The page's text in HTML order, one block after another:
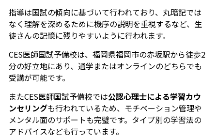
指導は国試の傾向に基づいて行われており、丸暗記では
なく理解を深めるために機序の説明を重視するなど、生
徒さんの記憶に残りやすいように行われます。
CES医師国試予備校は、福岡県福岡市の赤坂駅から徒歩2
分の好立地にあり、通学またはオンラインのどちらでも
受講が可能です。
またCES医師国試予備校では公認心理士による学習カウ
ンセリングも行われているため、モチベーション管理や
メンタル面のサポートも完璧です。タイプ別の学習法の
アドバイスなども行っています。